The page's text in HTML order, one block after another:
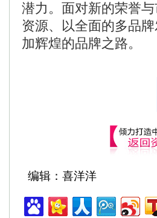
潜力。面对新的荣誉
资源、以全面的多品
加辉煌的品牌之路。
编辑：喜洋洋